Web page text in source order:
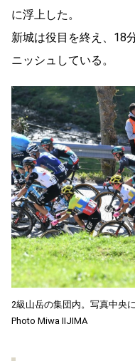
に浮上した。
新城は役目を終え、18
ニッシュしている。
2級山岳の集団内。写真中央
Photo Miwa IIJIMA